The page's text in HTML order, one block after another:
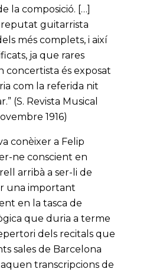
la composició. […]
guitarrista
més complets, i així
ja que rares
concertista és exposat
com la referida nit
(S. Revista Musical
1916)
conèixer a Felip
ne conscient en
arribà a ser-li de
una important
en la tasca de
que duria a terme
dels recitals que
sales de Barcelona
transcripcions de